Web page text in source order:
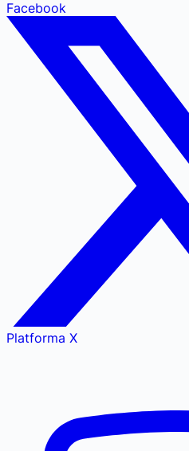
Facebook
Platforma X